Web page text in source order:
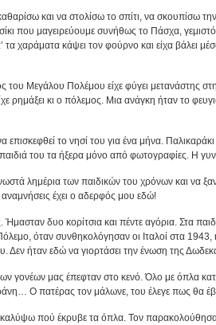
και να στολίσω το σπίτι, να σκουπίσω
που μαγειρεύουμε συνήθως το Πάσχα,
χαράματα κάψει τον φούρνο και είχα βάλει
Μεγάλου Πολέμου είχε φύγει μετανάστης
ρημάξει κι ο πόλεμος. Μια ανάγκη ήταν το
το νησί του για ένα μήνα.
του τα ήξερα μόνο από φωτογραφίες. Η
λημέρια των παιδικών του χρόνων και να
έχει ο αδερφός μου εδώ!
δυο κορίτσια και πέντε αγόρια. Στα
όταν συνθηκολόγησαν οι Ιταλοί στα 1943,
Δεν ήταν εδώ να γιορτάσει την ένωση της
γονέων μας έπεφταν στο κενό. Όλο με όπλα
Ο πατέρας τον μάλωνε, του έλεγε πως θα
πού έκρυβε τα όπλα. Τον